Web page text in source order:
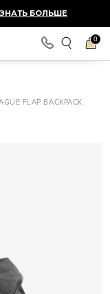
БОЛЬШЕ
0
FLAP BACKPACK